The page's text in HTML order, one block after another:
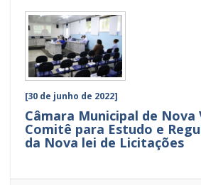
[30 de junho de 2022]
Câmara Municipal de Nova
Comitê para Estudo e
da Nova lei de Licitações